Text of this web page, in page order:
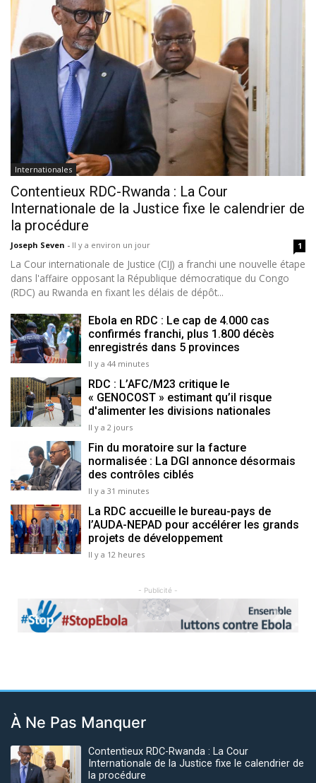
Internationales
Contentieux RDC-Rwanda : La Cour
Internationale de la Justice fixe le calendrier de
la procédure
Joseph Seven - Il y a environ un jour 1
La Cour internationale de Justice (CIJ) a franchi une nouvelle étape
dans l'affaire opposant la République démocratique du Congo
(RDC) au Rwanda en fixant les délais de dépôt...
Ebola en RDC : Le cap de 4.000 cas
confirmés franchi, plus 1.800 décès
enregistrés dans 5 provinces
Il y a 44 minutes
RDC : L’AFC/M23 critique le
« GENOCOST » estimant qu’il risque
d'alimenter les divisions nationales
Il y a 2 jours
Fin du moratoire sur la facture
normalisée : La DGI annonce désormais
des contrôles ciblés
Il y a 31 minutes
La RDC accueille le bureau-pays de
l’AUDA-NEPAD pour accélérer les grands
projets de développement
Il y a 12 heures
- Publicité -
Previous Next
À Ne Pas Manquer
Contentieux RDC-Rwanda : La Cour
Internationale de la Justice fixe le calendrier de
la procédure